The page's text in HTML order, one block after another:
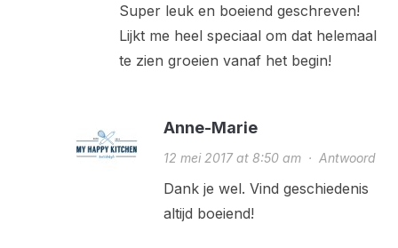
Super leuk en boeiend geschreven!
Lijkt me heel speciaal om dat helemaal
te zien groeien vanaf het begin!
Anne-Marie
12 mei 2017 at 8:50 am· Antwoord
Dank je wel. Vind geschiedenis
altijd boeiend!